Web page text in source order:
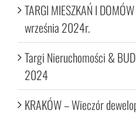
TARGI MIESZKAŃ I
września 2024r.
Targi Nieruchomości &
2024
KRAKÓW – Wieczór